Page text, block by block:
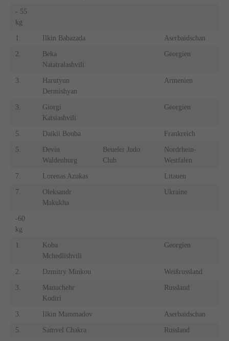
- 55
kg
1. Ilkin Babazada Aserbaidschan
2.
Beka
Natatralashvili
Georgien
3.
Harutyun
Dermishyan
Armenien
3.
Giorgi
Katsiashvili
Georgien
5. Daikii Bouba Frankreich
5.
Devin
Waldenburg
Beueler Judo
Club
Nordrhein-
Westfalen
7. Lorenas Azukas Litauen
7.
Oleksandr
Makukha
Ukraine
-60
kg
1.
Koba
Mchedlishvili
Georgien
2. Dzmitry Minkou Weißrussland
3.
Manuchehr
Kodiri
Russland
3. Ilkin Mammadov Aserbaidschan
5. Samvel Chakra Russland